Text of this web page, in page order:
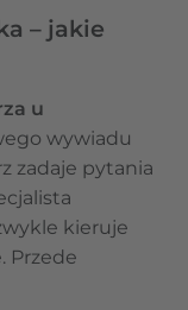
– jakie
u
wywiadu
zadaje pytania
kieruje
Przede